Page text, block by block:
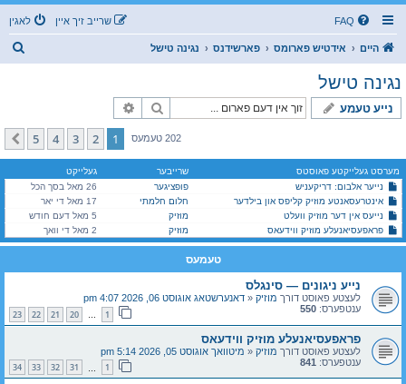
FAQ לאגין שרייב זיך איין
היים אידטיש פארומס פארשידנס נגינה טישל
נגינה טישל
נייע טעמע זוך
202 טעמעס 1
2
3
4
5
קומענדיגע
מערסט געלייקטע פאוסטס שרייבער
געלייקט
נייער אלבום: דריקעניש
פופציגער
26 מאל בסך הכל
אינטרעסאנטע מוזיק קליפס און בילדער
חלום חלמתי
17 מאל די יאר
נייעס אין דער מוזיק וועלט
מוזיק
5 מאל דעם חודש
פראפעסיאנעלע מוזיק ווידעאס
מוזיק 2 מאל די וואך
טעמעס
נייע ניגונים — סינגלס
לעצטע פאוסט דורך מוזיק « דאנערשטאג אוגוסט 06, 2026 4:07 pm
ענטפערס: 550
1
…
20
21
22
23
פראפעסיאנעלע מוזיק ווידעאס
לעצטע פאוסט דורך מוזיק « מיטוואך אוגוסט 05, 2026 5:14 pm
ענטפערס: 841
1
31
32
33
34